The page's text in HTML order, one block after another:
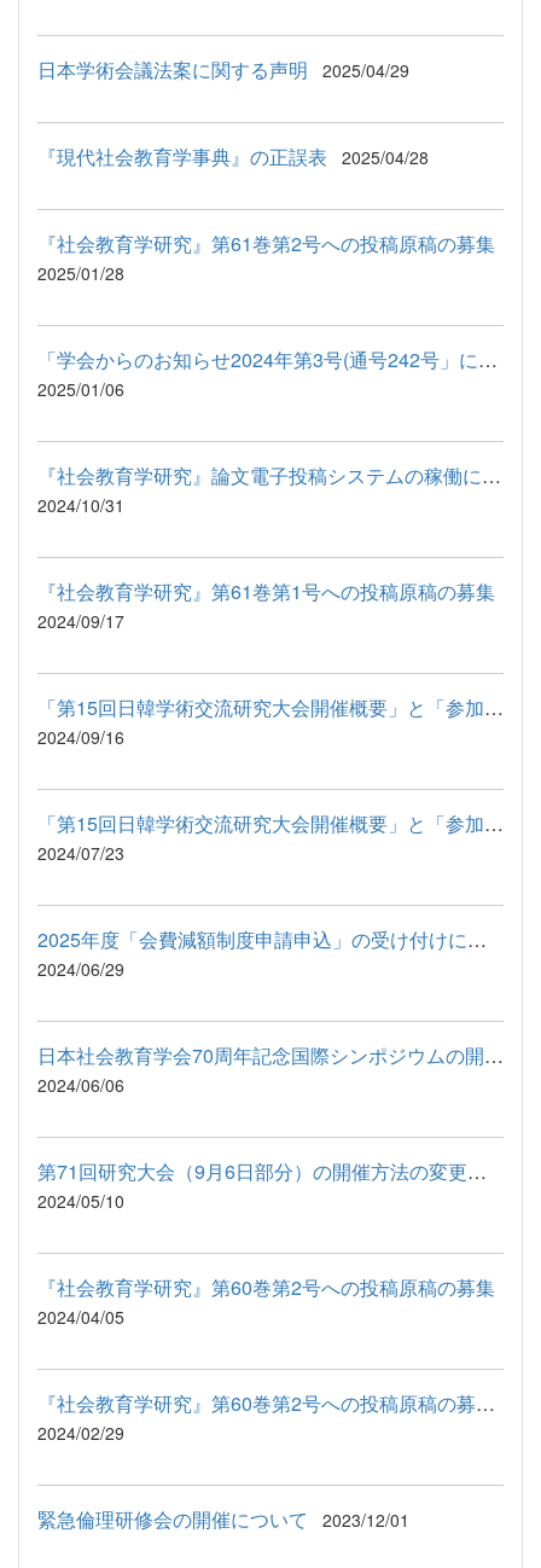
日本学術会議法案に関する声明 2025/04/29
『現代社会教育学事典』の正誤表 2025/04/28
『社会教育学研究』第61巻第2号への投稿原稿の募集
2025/01/28
「学会からのお知らせ2024年第3号(通号242号」について お詫びと...
2025/01/06
『社会教育学研究』論文電子投稿システムの稼働について
2024/10/31
『社会教育学研究』第61巻第1号への投稿原稿の募集
2024/09/17
「第15回日韓学術交流研究大会開催概要」と「参加申込方法」のお...
2024/09/16
「第15回日韓学術交流研究大会開催概要」と「参加申込方法」のお...
2024/07/23
2025年度「会費減額制度申請申込」の受け付けに関して
2024/06/29
日本社会教育学会70周年記念国際シンポジウムの開催のお知らせ（...
2024/06/06
第71回研究大会（9月6日部分）の開催方法の変更について
2024/05/10
『社会教育学研究』第60巻第2号への投稿原稿の募集
2024/04/05
『社会教育学研究』第60巻第2号への投稿原稿の募集案内
2024/02/29
緊急倫理研修会の開催について 2023/12/01